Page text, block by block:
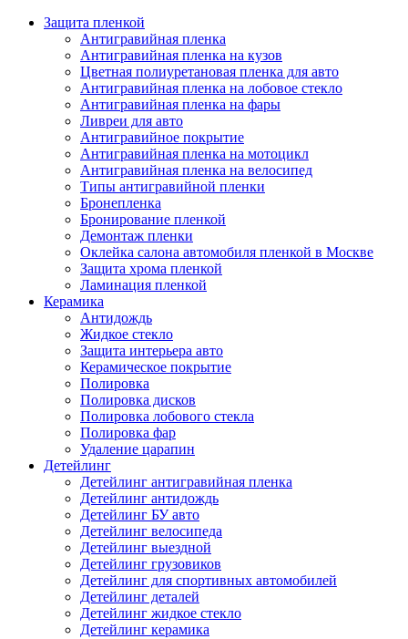
Защита пленкой
Антигравийная пленка
Антигравийная пленка на кузов
Цветная полиуретановая пленка для авто
Антигравийная пленка на лобовое стекло
Антигравийная пленка на фары
Ливреи для авто
Антигравийное покрытие
Антигравийная пленка на мотоцикл
Антигравийная пленка на велосипед
Типы антигравийной пленки
Бронепленка
Бронирование пленкой
Демонтаж пленки
Оклейка салона автомобиля пленкой в Москве
Защита хрома пленкой
Ламинация пленкой
Керамика
Антидождь
Жидкое стекло
Защита интерьера авто
Керамическое покрытие
Полировка
Полировка дисков
Полировка лобового стекла
Полировка фар
Удаление царапин
Детейлинг
Детейлинг антигравийная пленка
Детейлинг антидождь
Детейлинг БУ авто
Детейлинг велосипеда
Детейлинг выездной
Детейлинг грузовиков
Детейлинг для спортивных автомобилей
Детейлинг деталей
Детейлинг жидкое стекло
Детейлинг керамика